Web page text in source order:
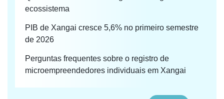
ecossistema
PIB de Xangai cresce 5,6% no primeiro semestre
de 2026
Perguntas frequentes sobre o registro de
microempreendedores individuais em Xangai